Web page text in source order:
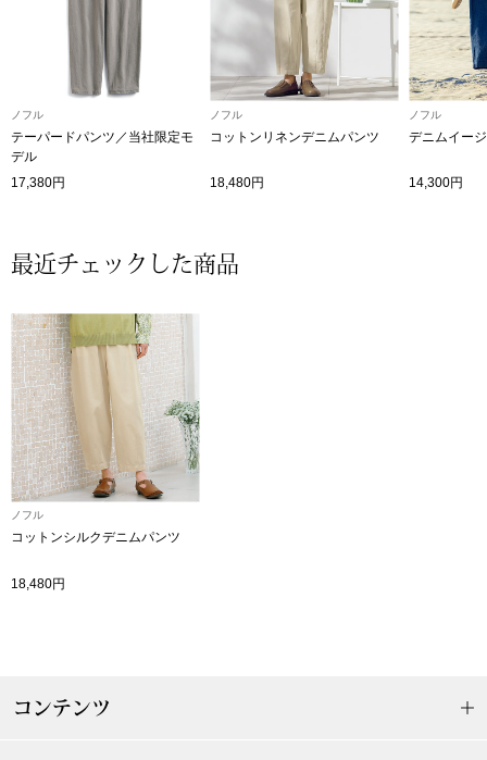
ス
その他
おすすめブラ
【特集】
ノフル
テーパードパンツ／当社限定モ
デル
17,380円
ノフル
コットンリネンデニムパンツ
18,480円
ノフル
デニムイー
14,300円
最近チェックした商品
ノフル
コットンシルクデニムパンツ
18,480円
コンテンツ